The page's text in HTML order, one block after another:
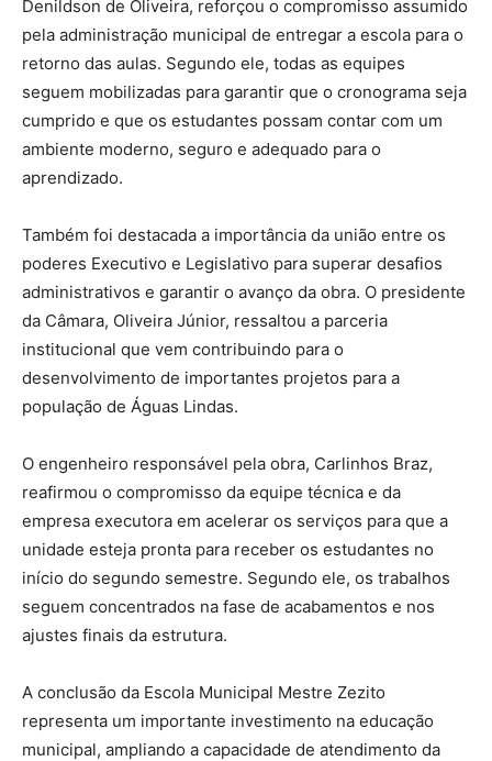
Denildson de Oliveira, reforçou o compromisso assumido
pela administração municipal de entregar a escola para o
retorno das aulas. Segundo ele, todas as equipes
seguem mobilizadas para garantir que o cronograma seja
cumprido e que os estudantes possam contar com um
ambiente moderno, seguro e adequado para o
aprendizado.
Também foi destacada a importância da união entre os
poderes Executivo e Legislativo para superar desafios
administrativos e garantir o avanço da obra. O presidente
da Câmara, Oliveira Júnior, ressaltou a parceria
institucional que vem contribuindo para o
desenvolvimento de importantes projetos para a
população de Águas Lindas.
O engenheiro responsável pela obra, Carlinhos Braz,
reafirmou o compromisso da equipe técnica e da
empresa executora em acelerar os serviços para que a
unidade esteja pronta para receber os estudantes no
início do segundo semestre. Segundo ele, os trabalhos
seguem concentrados na fase de acabamentos e nos
ajustes finais da estrutura.
A conclusão da Escola Municipal Mestre Zezito
representa um importante investimento na educação
municipal, ampliando a capacidade de atendimento da